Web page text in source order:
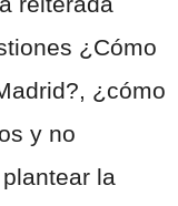
¿Cómo
¿cómo
y no
la